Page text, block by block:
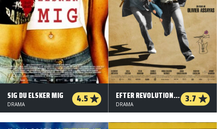
SIG DU ELSKER MIG 4.5
DRAMA
EFTER REVOLUTIONEN 3.7
DRAMA